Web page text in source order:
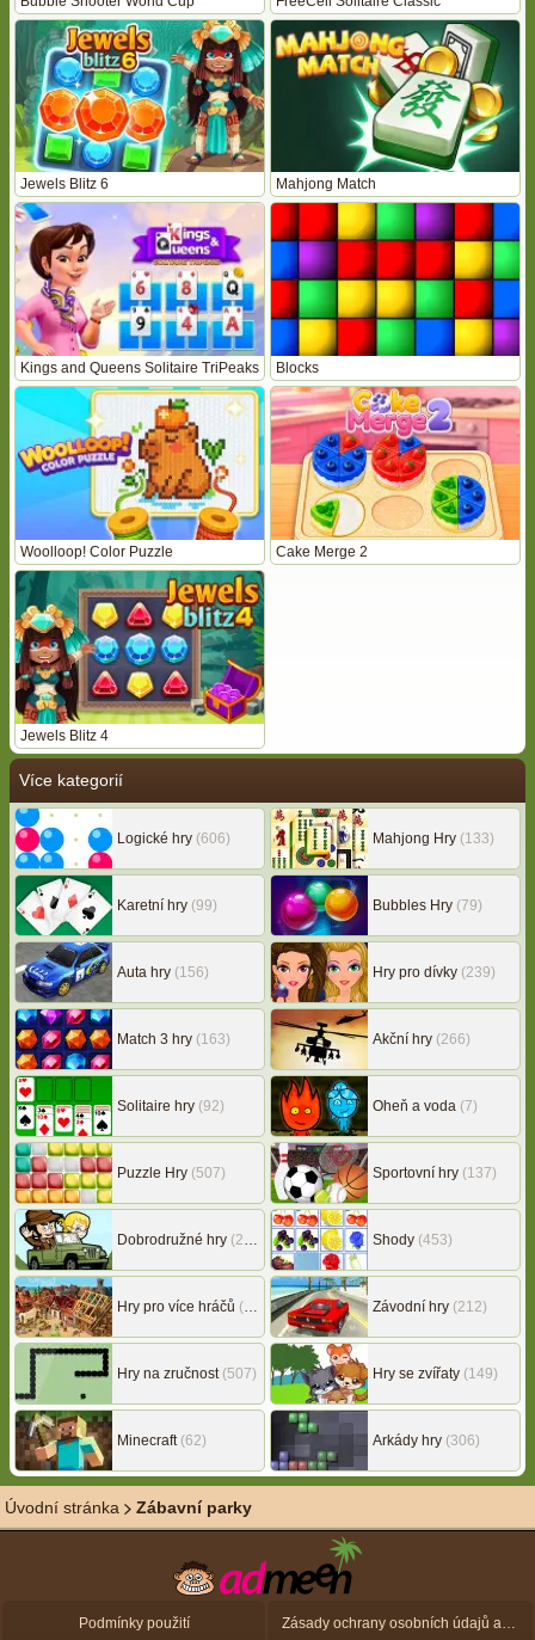
Jewels Blitz 6 Mahjong Match
Kings and Queens Solitaire TriPeaks Blocks
Woolloop! Color Puzzle Cake Merge 2
Jewels Blitz 4
Více kategorií
Logické hry (606) Mahjong Hry (133)
Karetní hry (99) Bubbles Hry (79)
Auta hry (156) Hry pro dívky (239)
Match 3 hry (163) Akční hry (266)
Solitaire hry (92) Oheň a voda (7)
Puzzle Hry (507) Sportovní hry (137)
Dobrodružné hry (217) Shody (453)
Hry pro více hráčů (146) Závodní hry (212)
Hry na zručnost (507) Hry se zvířaty (149)
Minecraft (62) Arkády hry (306)
Úvodní stránka Zábavní parky
Podmínky použití Zásady ochrany osobních údajů a zásady použití souborů cookie